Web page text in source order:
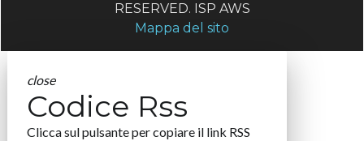
RESERVED. ISP AWS
Mappa del sito
close
Codice Rss
Clicca sul pulsante per copiare il link RSS